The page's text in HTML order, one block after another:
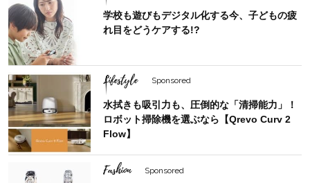
学校も遊びもデジタル化する今、子どもの疲
れ目をどうケアする!?
Lifestyle Sponsored
水拭きも吸引力も、圧倒的な「清掃能力」！
ロボット掃除機を選ぶなら【Qrevo Curv 2
Flow】
Fashion Sponsored